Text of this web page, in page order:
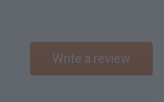
Write a review